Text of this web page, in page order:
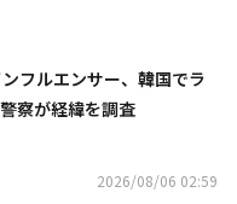
フルエンサー、韓国でラ
察が経緯を調査
2026/08/06 02:59